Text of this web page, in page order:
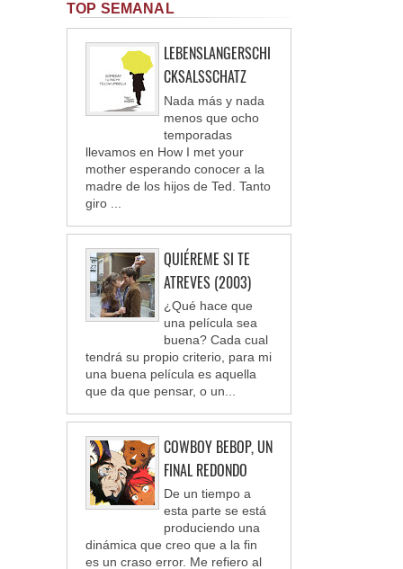
TOP SEMANAL
LEBENSLANGERSCHI
CKSALSSCHATZ
Nada más y nada
menos que ocho
temporadas
llevamos en How I met your
mother esperando conocer a la
madre de los hijos de Ted. Tanto
giro ...
QUIÉREME SI TE
ATREVES (2003)
¿Qué hace que
una película sea
buena? Cada cual
tendrá su propio criterio, para mi
una buena película es aquella
que da que pensar, o un...
COWBOY BEBOP, UN
FINAL REDONDO
De un tiempo a
esta parte se está
produciendo una
dinámica que creo que a la fin
es un craso error. Me refiero al